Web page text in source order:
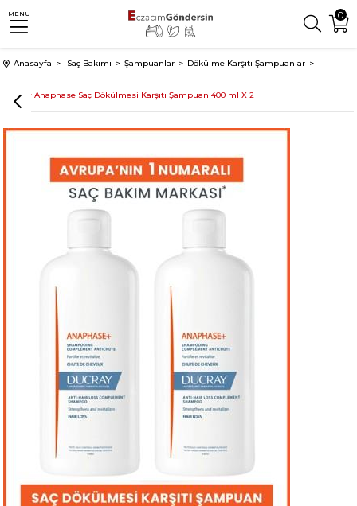
0
MENU
Anasayfa Saç Bakımı Şampuanlar Dökülme Karşıtı Şampuanlar
Ducray Anaphase Saç Dökülmesi Karşıtı Şampuan 400 ml X 2